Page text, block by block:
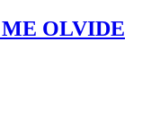
OLVIDE